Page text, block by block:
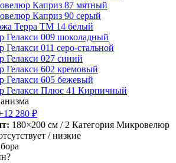
280 ₽
180×200 см / 2 Категория Микровелюр
/ низкие